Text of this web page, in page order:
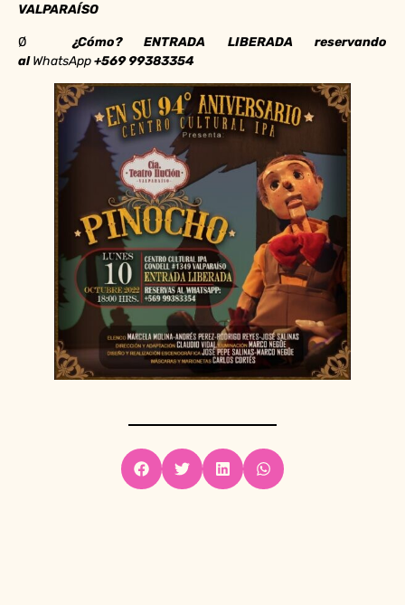
VALPARAÍSO
Ø
¿Cómo? ENTRADA LIBERADA reservando
alWhatsApp+569 99383354